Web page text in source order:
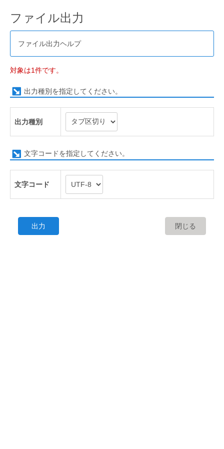
ファイル出力
ファイル出力ヘルプ
対象は1件です。
出力種別を指定してください。
出力種別
文字コードを指定してください。
文字コード